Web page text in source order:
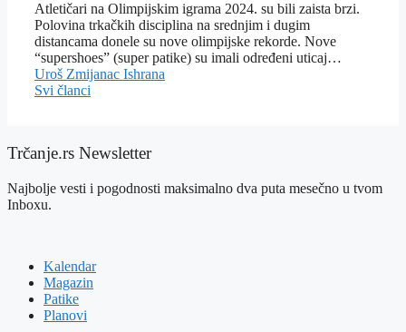
Atletičari na Olimpijskim igrama 2024. su bili zaista brzi.
Polovina trkačkih disciplina na srednjim i dugim
distancama donele su nove olimpijske rekorde. Nove
“supershoes” (super patike) su imali određeni uticaj…
Uroš Zmijanac Ishrana
Svi članci
Trčanje.rs Newsletter
Najbolje vesti i pogodnosti maksimalno dva puta mesečno u tvom
Inboxu.
Kalendar
Magazin
Patike
Planovi